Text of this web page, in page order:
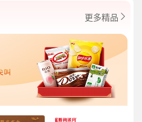
更多精品 